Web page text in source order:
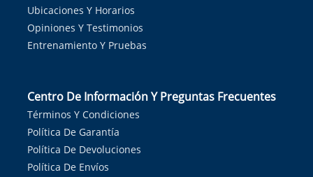
Ubicaciones Y Horarios
Opiniones Y Testimonios
Entrenamiento Y Pruebas
Centro De Información Y Preguntas Frecuentes
Términos Y Condiciones
Política De Garantía
Política De Devoluciones
Política De Envíos